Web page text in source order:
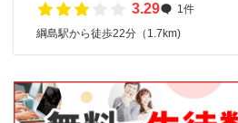
3.29
1件
綱島駅から徒歩22分（1.7km)